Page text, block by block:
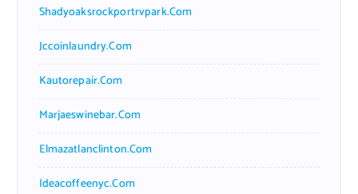
Shadyoaksrockportrvpark.com
Jccoinlaundry.com
Kautorepair.com
Marjaeswinebar.com
Elmazatlanclinton.com
Ideacoffeenyc.com